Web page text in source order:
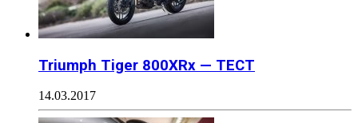
Triumph Tiger 800XRx — ТЕСТ
14.03.2017